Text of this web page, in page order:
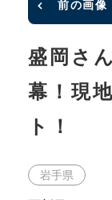
前の画像
盛岡さ
幕！現
ト！
岩手県